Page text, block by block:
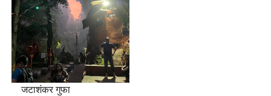
जटाशंकर गुफा